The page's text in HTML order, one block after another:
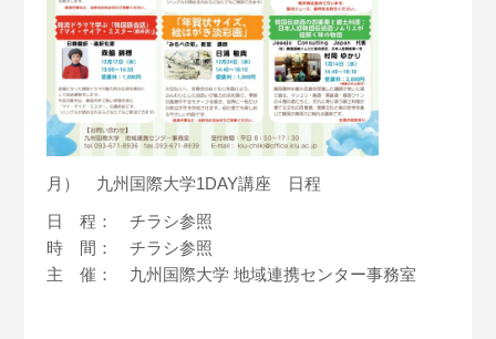
月） 九州国際大学1DAY講座 日程
日 程： チラシ参照
時 間： チラシ参照
主 催： 九州国際大学 地域連携センター事務室